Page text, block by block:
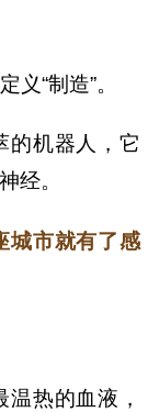
“制造”。
的机器人，它
经。
城市就有了感
热的血液，